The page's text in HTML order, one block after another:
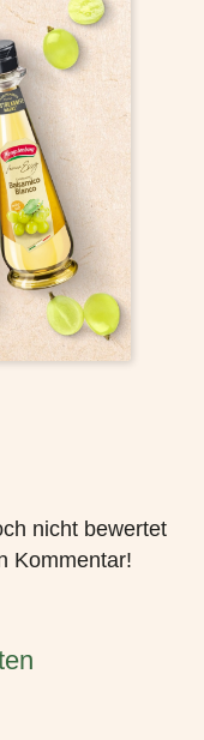
nicht bewertet
Kommentar!